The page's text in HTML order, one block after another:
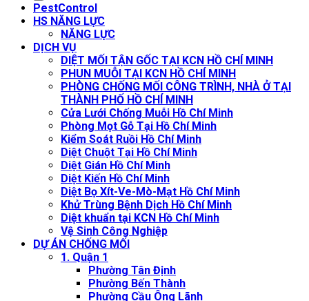
PestControl
HS NĂNG LỰC
NĂNG LỰC
DỊCH VỤ
DIỆT MỐI TẬN GỐC TẠI KCN HỒ CHÍ MINH
PHUN MUỖI TẠI KCN HỒ CHÍ MINH
PHÒNG CHỐNG MỐI CÔNG TRÌNH, NHÀ Ở TẠI
THÀNH PHỐ HỒ CHÍ MINH
Cửa Lưới Chống Muỗi Hồ Chí Minh
Phòng Mọt Gỗ Tại Hồ Chí Minh
Kiểm Soát Ruồi Hồ Chí Minh
Diệt Chuột Tại Hồ Chí Minh
Diệt Gián Hồ Chí Minh
Diệt Kiến Hồ Chí Minh
Diệt Bọ Xít-Ve-Mò-Mạt Hồ Chí Minh
Khử Trùng Bệnh Dịch Hồ Chí Minh
Diệt khuẩn tại KCN Hồ Chí Minh
Vệ Sinh Công Nghiệp
DỰ ÁN CHỐNG MỐI
1. Quận 1
Phường Tân Định
Phường Bến Thành
Phường Cầu Ông Lãnh